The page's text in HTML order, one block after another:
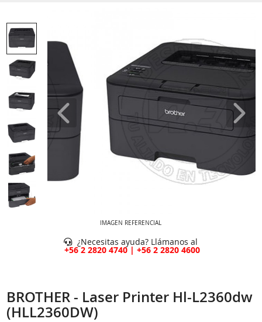
IMAGEN REFERENCIAL
¿Necesitas ayuda? Llámanos al
+56 2 2820 4740 | +56 2 2820 4600
BROTHER - Laser Printer Hl-L2360dw
(HLL2360DW)